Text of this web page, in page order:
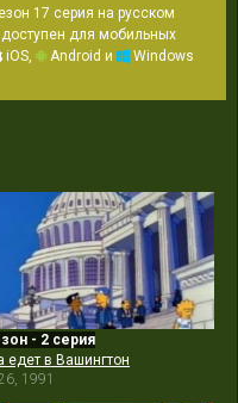
17 серия на русском
для мобильных
iOS, Android и
Windows
- 2 серия
едет в Вашингтон
1991